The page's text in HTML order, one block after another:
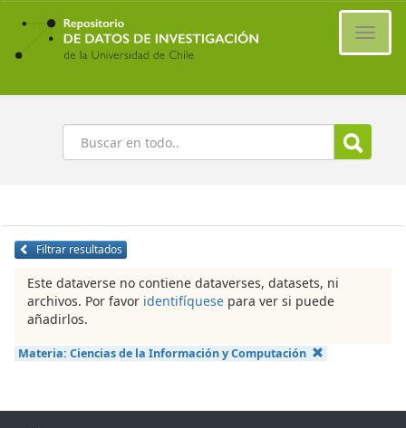
Ir
contenido
principal
Buscar
Filtrar resultados
Este dataverse no contiene dataverses, datasets, ni
archivos. Por favor identifíquese para ver si puede
añadirlos.
Materia: Ciencias de la Información y Computación